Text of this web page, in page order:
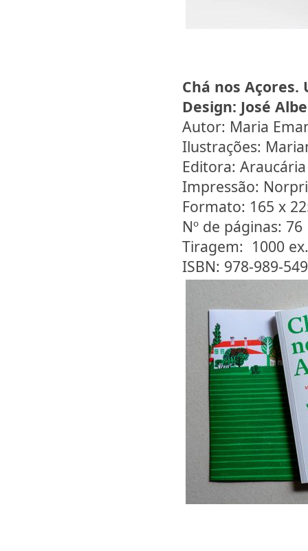
Chá nos
Design: José
Autor: Maria
Ilustrações:
Editora: Araucária
Impressão:
Formato: 165 x
Nº de páginas: 76
Tiragem: 1000 ex.
ISBN: 978-989-